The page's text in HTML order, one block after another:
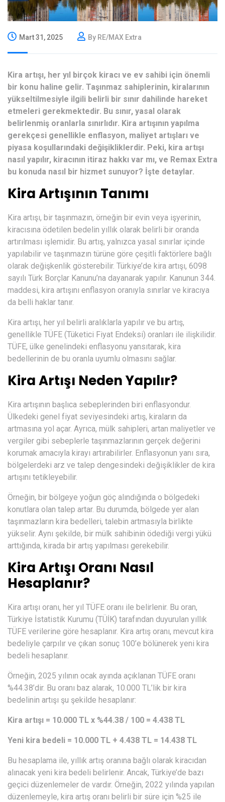
Mart 31, 2025 By RE/MAX Extra
Kira artışı, her yıl birçok kiracı ve ev sahibi için önemli
bir konu haline gelir. Taşınmaz sahiplerinin, kiralarının
yükseltilmesiyle ilgili belirli bir sınır dahilinde hareket
etmeleri gerekmektedir. Bu sınır, yasal olarak
belirlenmiş oranlarla sınırlıdır. Kira artışının yapılma
gerekçesi genellikle enflasyon, maliyet artışları ve
piyasa koşullarındaki değişikliklerdir. Peki, kira artışı
nasıl yapılır, kiracının itiraz hakkı var mı, ve Remax Extra
bu konuda nasıl bir hizmet sunuyor? İşte detaylar.
Kira Artışının Tanımı
Kira artışı, bir taşınmazın, örneğin bir evin veya işyerinin,
kiracısına ödetilen bedelin yıllık olarak belirli bir oranda
artırılması işlemidir. Bu artış, yalnızca yasal sınırlar içinde
yapılabilir ve taşınmazın türüne göre çeşitli faktörlere bağlı
olarak değişkenlik gösterebilir. Türkiye’de kira artışı, 6098
sayılı Türk Borçlar Kanunu’na dayanarak yapılır. Kanunun 344.
maddesi, kira artışını enflasyon oranıyla sınırlar ve kiracıya
da belli haklar tanır.
Kira artışı, her yıl belirli aralıklarla yapılır ve bu artış,
genellikle TÜFE (Tüketici Fiyat Endeksi) oranları ile ilişkilidir.
TÜFE, ülke genelindeki enflasyonu yansıtarak, kira
bedellerinin de bu oranla uyumlu olmasını sağlar.
Kira Artışı Neden Yapılır?
Kira artışının başlıca sebeplerinden biri enflasyondur.
Ülkedeki genel fiyat seviyesindeki artış, kiraların da
artmasına yol açar. Ayrıca, mülk sahipleri, artan maliyetler ve
vergiler gibi sebeplerle taşınmazlarının gerçek değerini
korumak amacıyla kirayı artırabilirler. Enflasyonun yanı sıra,
bölgelerdeki arz ve talep dengesindeki değişiklikler de kira
artışını tetikleyebilir.
Örneğin, bir bölgeye yoğun göç alındığında o bölgedeki
konutlara olan talep artar. Bu durumda, bölgede yer alan
taşınmazların kira bedelleri, talebin artmasıyla birlikte
yükselir. Aynı şekilde, bir mülk sahibinin ödediği vergi yükü
arttığında, kirada bir artış yapılması gerekebilir.
Kira Artışı Oranı Nasıl
Hesaplanır?
Kira artışı oranı, her yıl TÜFE oranı ile belirlenir. Bu oran,
Türkiye İstatistik Kurumu (TÜİK) tarafından duyurulan yıllık
TÜFE verilerine göre hesaplanır. Kira artış oranı, mevcut kira
bedeliyle çarpılır ve çıkan sonuç 100’e bölünerek yeni kira
bedeli hesaplanır.
Örneğin, 2025 yılının ocak ayında açıklanan TÜFE oranı
%44.38’dir. Bu oranı baz alarak, 10.000 TL’lik bir kira
bedelinin artışı şu şekilde hesaplanır:
Kira artışı = 10.000 TL x %44.38 / 100 = 4.438 TL
Yeni kira bedeli = 10.000 TL + 4.438 TL = 14.438 TL
Bu hesaplama ile, yıllık artış oranına bağlı olarak kiracıdan
alınacak yeni kira bedeli belirlenir. Ancak, Türkiye’de bazı
geçici düzenlemeler de vardır. Örneğin, 2022 yılında yapılan
düzenlemeyle, kira artış oranı belirli bir süre için %25 ile